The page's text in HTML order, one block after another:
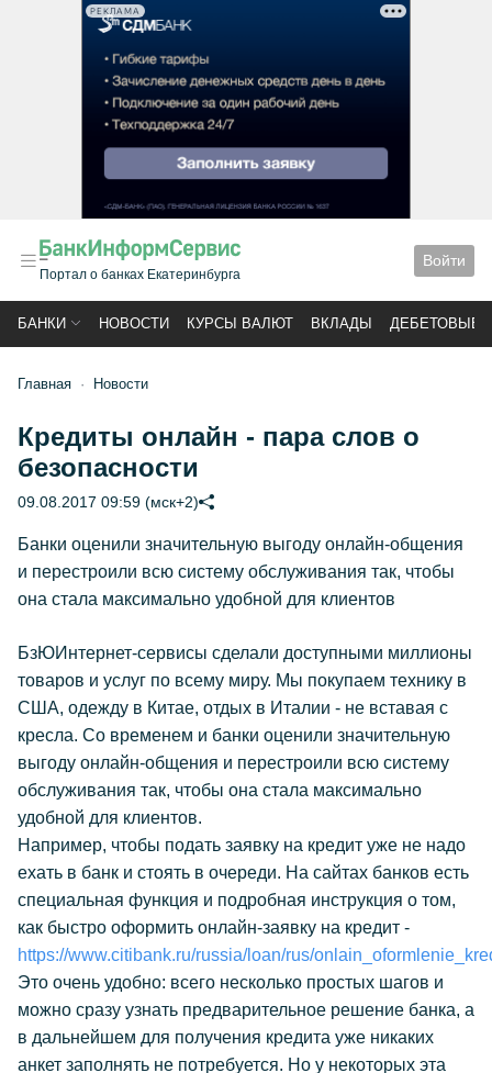
РЕКЛАМА
Портал о банках Екатеринбурга
Войти
БАНКИ НОВОСТИ КУРСЫ ВАЛЮТ ВКЛАДЫ ДЕБЕТОВЫЕ
Главная Новости
Кредиты онлайн - пара слов о
безопасности
09.08.2017 09:59 (мск+2)
Банки оценили значительную выгоду онлайн-общения
и перестроили всю систему обслуживания так, чтобы
она стала максимально удобной для клиентов
БзЮИнтернет-сервисы сделали доступными миллионы
товаров и услуг по всему миру. Мы покупаем технику в
США, одежду в Китае, отдых в Италии - не вставая с
кресла. Со временем и банки оценили значительную
выгоду онлайн-общения и перестроили всю систему
обслуживания так, чтобы она стала максимально
удобной для клиентов.
Например, чтобы подать заявку на кредит уже не надо
ехать в банк и стоять в очереди. На сайтах банков есть
специальная функция и подробная инструкция о том,
как быстро оформить онлайн-заявку на кредит -
https://www.citibank.ru/russia/loan/rus/
Это очень удобно: всего несколько простых шагов и
можно сразу узнать предварительное решение банка, а
в дальнейшем для получения кредита уже никаких
анкет заполнять не потребуется. Но у некоторых эта